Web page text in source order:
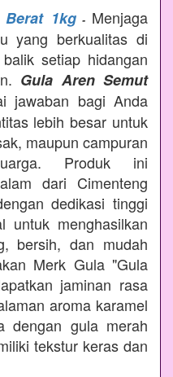
1kg- Menjaga
yang berkualitas di
setiap hidangan
Gula Aren Semut
jawaban bagi Anda
lebih besar untuk
maupun campuran
Produk ini
dari Cimenteng
dedikasi tinggi
untuk menghasilkan
bersih, dan mudah
Merk Gula "Gula
jaminan rasa
aroma karamel
dengan gula merah
tekstur keras dan